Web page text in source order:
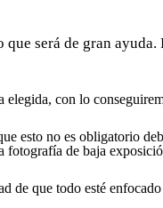
será de gran
con lo
esto no es obligatorio
de baja
de que todo esté